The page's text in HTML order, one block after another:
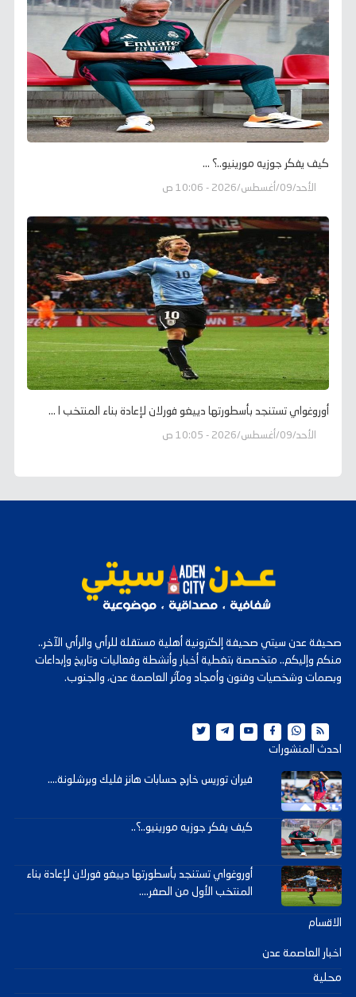
كيف يفكر جوزيه مورينيو..؟ ...
الأحد/09/أغسطس/2026 - 10:06 ص
أوروغواي تستنجد بأسطورتها دييغو فورلان لإعادة بناء المنتخب ا ...
الأحد/09/أغسطس/2026 - 10:05 ص
صحيفة عدن سيتي صحيفة إلكترونية أهلية مستقلة للرأي والرأي الآخر..
منكم وإليكم.. متخصصة بتغطية أخبار وأنشطة وفعاليات وتاريخ وإبداعات
وبصمات وشخصيات وفنون وأمجاد ومآثر العاصمة عدن، والجنوب.
احدث المنشورات
فيران توريس خارج حسابات هانز فليك وبرشلونة....
كيف يفكر جوزيه مورينيو..؟..
أوروغواي تستنجد بأسطورتها دييغو فورلان لإعادة بناء
المنتخب الأول من الصفر....
الاقسام
اخبار العاصمة عدن
محلية